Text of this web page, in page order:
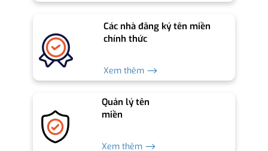
Các nhà đăng ký tên miền
chính thức
Xem thêm ⟶
Quản lý tên
miền
Xem thêm ⟶